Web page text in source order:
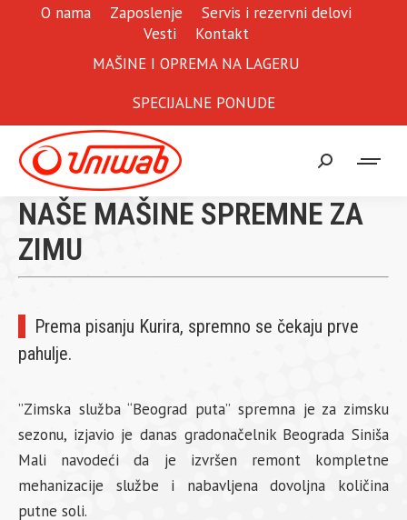
O nama Zaposlenje
Servis i rezervni delovi
Vesti
Kontakt
MAŠINE I OPREMA NA LAGERU
SPECIJALNE PONUDE
Search:
NAŠE MAŠINE SPREMNE ZA
ZIMU
Prema pisanju Kurira, spremno se čekaju prve
pahulje.
”Zimska služba “Beograd puta” spremna je za zimsku
sezonu, izjavio je danas gradonačelnik Beograda Siniša
Mali navodeći da je izvršen remont kompletne
mehanizacije službe i nabavljena dovoljna količina
putne soli.